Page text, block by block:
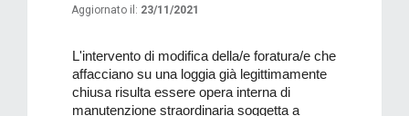
Aggiornato il: 23/11/2021
L'intervento di modifica della/e foratura/e che
affacciano su una loggia già legittimamente
chiusa risulta essere opera interna di
manutenzione straordinaria soggetta a